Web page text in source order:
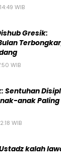
WIB
Gresik:
WIB
Sentuhan
anak Paling
WIB
kalah